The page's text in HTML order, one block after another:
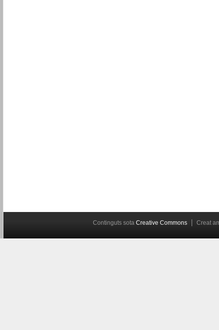
Continguts sota Creative Commons Creat